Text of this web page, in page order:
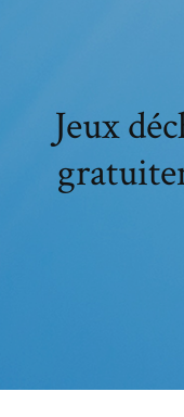
Jeux